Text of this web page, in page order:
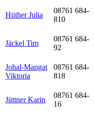
Hüther Julia
08761 684-
810
Jäckel Tim
08761 684-
92
Johal-Mangat
Viktoria
08761 684-
818
Jüttner Karin
08761 684-
16